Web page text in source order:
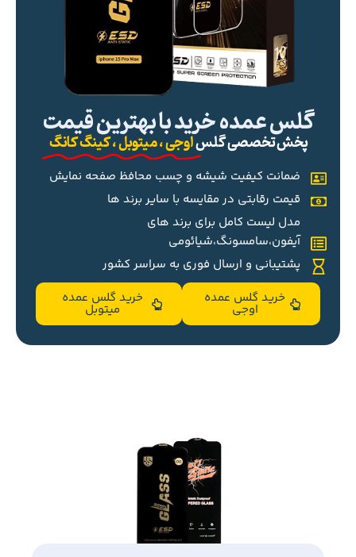
گلس عمده خرید با بهترین قیمت
پخش تخصصی گلساوجی ، میتوبل ، کینگ کانگ
ضمانت کیفیت شیشه و چسب محافظ صفحه نمایش
قیمت رقابتی در مقایسه با سایر برند ها
مدل لیست کامل برای برند های
آیفون،سامسونگ،شیائومی
پشتیبانی و ارسال فوری به سراسر کشور
خرید گلس عمده
اوجی
خرید گلس عمده
میتوبل